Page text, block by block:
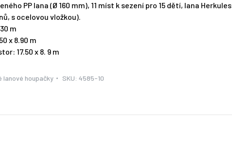
PP lana (Ø 160 mm), 11 míst k sezení pro 15 dětí, lana Herkules
s ocelovou vložkou).
m
x 8.90 m
17.50 x 8. 9 m
lanové houpačky SKU:4585-10